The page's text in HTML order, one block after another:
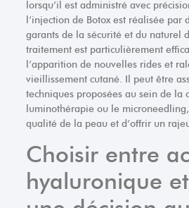
lorsqu’il est administré avec
l’injection de Botox est réalisée par
garants de la sécurité et du naturel
traitement est particulièrement
l’apparition de nouvelles rides et
vieillissement cutané. Il peut être
techniques proposées au sein de la
luminothérapie ou le
qualité de la peau et d’offrir un
Choisir entre
hyaluronique